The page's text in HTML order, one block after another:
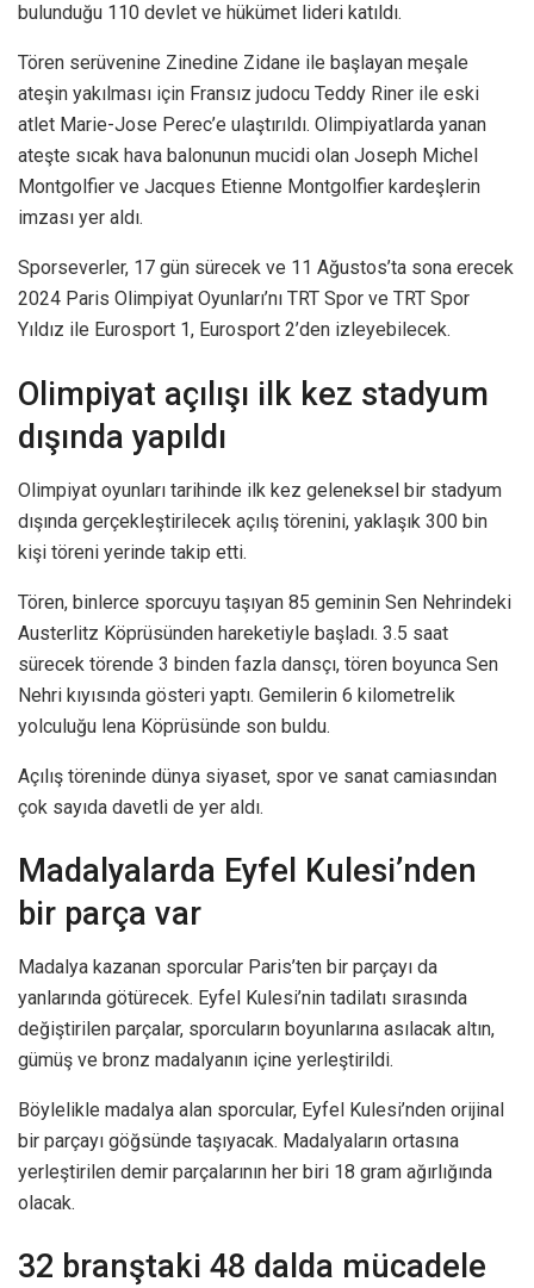
bulunduğu 110 devlet ve hükümet lideri katıldı.
Tören serüvenine Zinedine Zidane ile başlayan meşale
ateşin yakılması için Fransız judocu Teddy Riner ile eski
atlet Marie-Jose Perec’e ulaştırıldı. Olimpiyatlarda yanan
ateşte sıcak hava balonunun mucidi olan Joseph Michel
Montgolfier ve Jacques Etienne Montgolfier kardeşlerin
imzası yer aldı.
Sporseverler, 17 gün sürecek ve 11 Ağustos’ta sona erecek
2024 Paris Olimpiyat Oyunları’nı TRT Spor ve TRT Spor
Yıldız ile Eurosport 1, Eurosport 2’den izleyebilecek.
Olimpiyat açılışı ilk kez stadyum
dışında yapıldı
Olimpiyat oyunları tarihinde ilk kez geleneksel bir stadyum
dışında gerçekleştirilecek açılış törenini, yaklaşık 300 bin
kişi töreni yerinde takip etti.
Tören, binlerce sporcuyu taşıyan 85 geminin Sen Nehrindeki
Austerlitz Köprüsünden hareketiyle başladı. 3.5 saat
sürecek törende 3 binden fazla dansçı, tören boyunca Sen
Nehri kıyısında gösteri yaptı. Gemilerin 6 kilometrelik
yolculuğu lena Köprüsünde son buldu.
Açılış töreninde dünya siyaset, spor ve sanat camiasından
çok sayıda davetli de yer aldı.
Madalyalarda Eyfel Kulesi’nden
bir parça var
Madalya kazanan sporcular Paris’ten bir parçayı da
yanlarında götürecek. Eyfel Kulesi’nin tadilatı sırasında
değiştirilen parçalar, sporcuların boyunlarına asılacak altın,
gümüş ve bronz madalyanın içine yerleştirildi.
Böylelikle madalya alan sporcular, Eyfel Kulesi’nden orijinal
bir parçayı göğsünde taşıyacak. Madalyaların ortasına
yerleştirilen demir parçalarının her biri 18 gram ağırlığında
olacak.
32 branştaki 48 dalda mücadele